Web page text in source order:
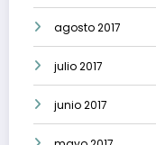
agosto 2017
julio 2017
junio 2017